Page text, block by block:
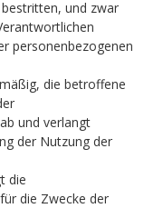
und zwar
personenbezogenen
die betroffene
und verlangt
der Nutzung der
die
die Zwecke der